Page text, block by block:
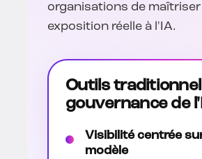
organisations de
exposition réelle à l'IA.
Outils
gouvernance de
Visibilité centrée
modèle